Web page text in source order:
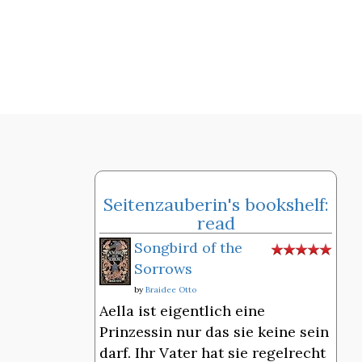
Seitenzauberin's bookshelf:
read
Songbird of the
Sorrows
by Braidee Otto
Aella ist eigentlich eine
Prinzessin nur das sie keine sein
darf. Ihr Vater hat sie regelrecht